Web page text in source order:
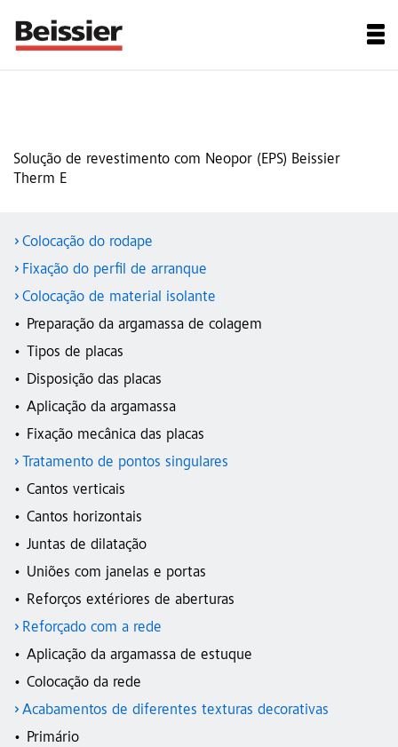
Solução de revestimento com Neopor (EPS) Beissier
Therm E
Colocação do rodape
Fixação do perfil de arranque
Colocação de material isolante
Preparação da argamassa de colagem
Tipos de placas
Disposição das placas
Aplicação da argamassa
Fixação mecânica das placas
Tratamento de pontos singulares
Cantos verticais
Cantos horizontais
Juntas de dilatação
Uniões com janelas e portas
Reforços extériores de aberturas
Reforçado com a rede
Aplicação da argamassa de estuque
Colocação da rede
Acabamentos de diferentes texturas decorativas
Primário